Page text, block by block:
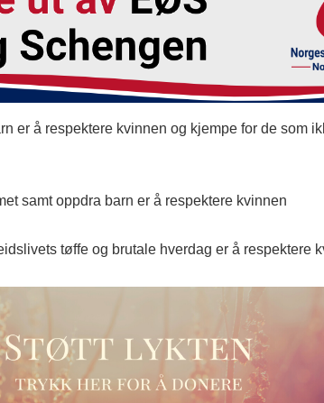
er å respektere kvinnen og kjempe for de som
samt oppdra barn er å respektere kvinnen
tøffe og brutale hverdag er å respektere